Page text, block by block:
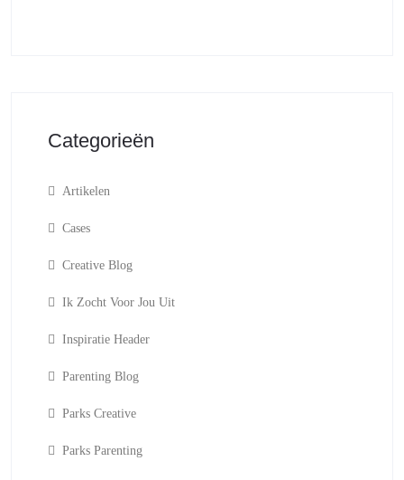
Categorieën
Artikelen
Cases
Creative Blog
Ik Zocht Voor Jou Uit
Inspiratie Header
Parenting Blog
Parks Creative
Parks Parenting